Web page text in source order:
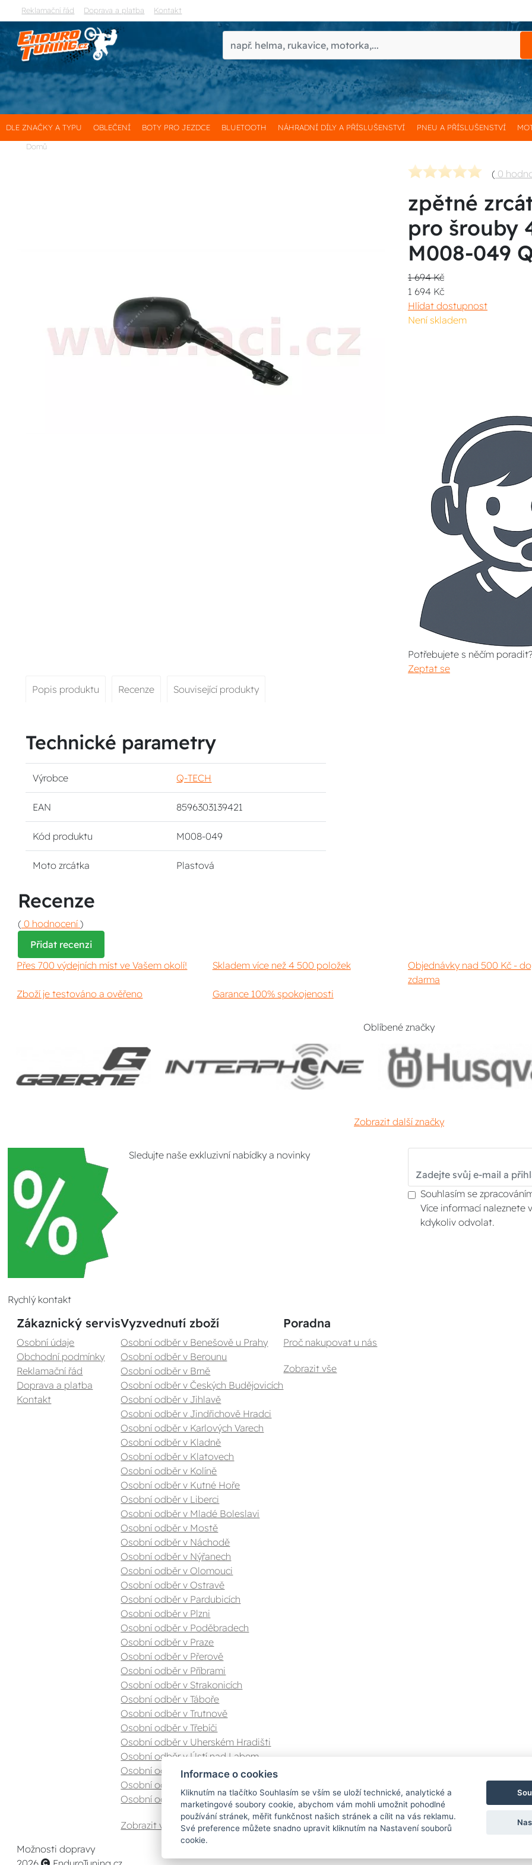
Reklamační řád Doprava a platba Kontakt
DLE ZNAČKY A TYPU OBLEČENÍ BOTY PRO JEZDCE BLUETOOTH NÁHRADNÍ DÍLY A PŘÍSLUŠENSTVÍ PNEU A PŘÍSLUŠENSTVÍ
Domů
( 0
zpětné
pro šrouby
M008-049
1 694 Kč
1 694 Kč
Hlídat dostupnost
Není skladem
Potřebujete s něčím poradit?
Zeptat se
Popis produktu
Recenze Související produkty
Technické parametry
Výrobce Q-TECH
EAN 8596303139421
Kód produktu M008-049
Moto zrcátka Plastová
Recenze
( 0 hodnocení )
Přidat recenzi
Přes 700 výdejních míst ve Vašem okolí!
Skladem více než 4 500 položek
Objednávky nad 500 Kč -
zdarma
Zboží je testováno a ověřeno
Garance 100% spokojenosti
Oblíbené značky
Zobrazit další značky
Sledujte naše exkluzivní nabídky a novinky
Souhlasím se
Více informací naleznete
kdykoliv odvolat.
Rychlý kontakt
Zákaznický servis
Osobní údaje
Obchodní podmínky
Reklamační řád
Doprava a platba
Kontakt
Vyzvednutí zboží
Osobní odběr v Benešově u Prahy
Osobní odběr v Berounu
Osobní odběr v Brně
Osobní odběr v Českých Budějovicích
Osobní odběr v Jihlavě
Osobní odběr v Jindřichově Hradci
Osobní odběr v Karlových Varech
Osobní odběr v Kladně
Osobní odběr v Klatovech
Osobní odběr v Kolíně
Osobní odběr v Kutné Hoře
Osobní odběr v Liberci
Osobní odběr v Mladé Boleslavi
Osobní odběr v Mostě
Osobní odběr v Náchodě
Osobní odběr v Nýřanech
Osobní odběr v Olomouci
Osobní odběr v Ostravě
Osobní odběr v Pardubicích
Osobní odběr v Plzni
Osobní odběr v Poděbradech
Osobní odběr v Praze
Osobní odběr v Přerově
Osobní odběr v Příbrami
Osobní odběr v Strakonicích
Osobní odběr v Táboře
Osobní odběr v Trutnově
Osobní odběr v Třebíči
Osobní odběr v Uherském Hradišti
Osobní odběr v Ústí nad Labem
Osobní odběr v Valašském Meziříčí
Osobní odběr v Zlíně
Osobní odběr v Znojmě
Zobrazit vše
Poradna
Proč nakupovat u nás
Zobrazit vše
Možnosti dopravy
Informace o cookies
Kliknutím na tlačítko Souhlasím se vším se uloží technické, analytické a
marketingové soubory cookie, abychom vám mohli umožnit pohodlné
používání stránek, měřit funkčnost našich stránek a cílit na vás reklamu.
Své preference můžete snadno upravit kliknutím na Nastavení souborů
cookie.